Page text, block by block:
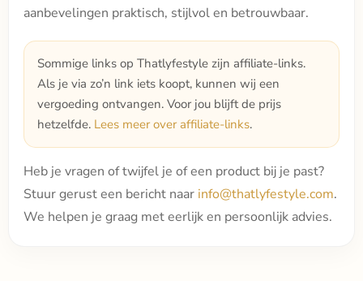
aanbevelingen praktisch, stijlvol en betrouwbaar.
Sommige links op Thatlyfestyle zijn affiliate-links.
Als je via zo’n link iets koopt, kunnen wij een
vergoeding ontvangen. Voor jou blijft de prijs
hetzelfde. Lees meer over affiliate-links.
Heb je vragen of twijfel je of een product bij je past?
Stuur gerust een bericht naar info@thatlyfestyle.com.
We helpen je graag met eerlijk en persoonlijk advies.